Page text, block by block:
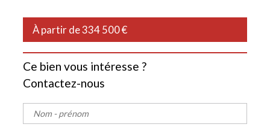
À partir de 334 500 €
Ce bien vous intéresse ?
Contactez-nous